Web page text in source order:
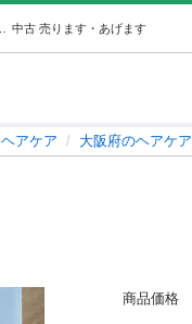
中古 売ります・あげます
ヘアケア 大阪府のヘアケア
商品価格